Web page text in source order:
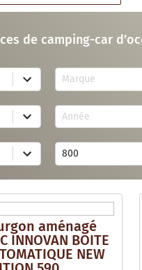
de camping-car
Marque
7
r
t
a
i
a
b
l
e
Année
1
r
e
t
s
a
v
a
i
l
a
b
aménagé
INNOVAN BOITE
NEW